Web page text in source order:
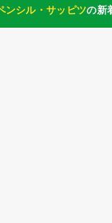
ンシル・サッピツの新